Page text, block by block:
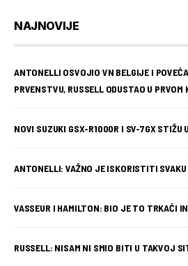
NAJNOVIJE
ANTONELLI OSVOJIO VN BELGIJE I
PRVENSTVU, RUSSELL ODUSTAO U PRVOM
NOVI SUZUKI GSX-R1000R I SV-7GX STIŽU
ANTONELLI: VAŽNO JE ISKORISTITI SVAKU
VASSEUR I HAMILTON: BIO JE TO TRKAĆI
RUSSELL: NISAM NI SMIO BITI U TAKVOJ